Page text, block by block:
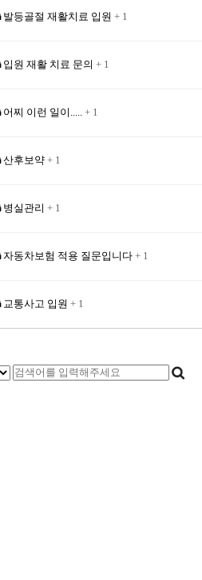
발등골절 재활치료 입원 + 1
입원 재활 치료 문의 + 1
어찌 이런 일이..... + 1
산후보약 + 1
병실관리 + 1
자동차보험 적용 질문입니다 + 1
교통사고 입원 + 1